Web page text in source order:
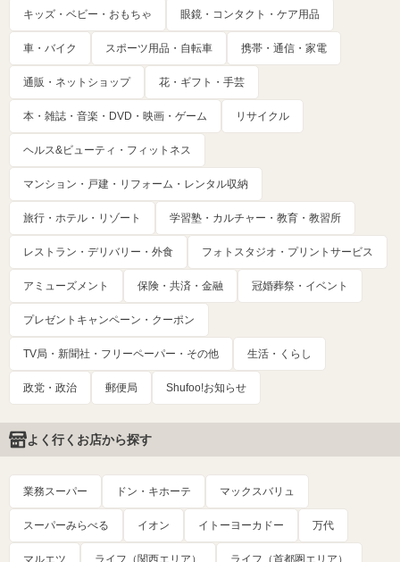
キッズ・ベビー・おもちゃ 眼鏡・コンタクト・ケア用品
車・バイク スポーツ用品・自転車 携帯・通信・家電
通販・ネットショップ 花・ギフト・手芸
本・雑誌・音楽・DVD・映画・ゲーム リサイクル
ヘルス&ビューティ・フィットネス
マンション・戸建・リフォーム・レンタル収納
旅行・ホテル・リゾート 学習塾・カルチャー・教育・教習所
レストラン・デリバリー・外食 フォトスタジオ・プリントサービス
アミューズメント 保険・共済・金融 冠婚葬祭・イベント
プレゼントキャンペーン・クーポン
TV局・新聞社・フリーペーパー・その他 生活・くらし
政党・政治 郵便局 Shufoo!お知らせ
よく行くお店から探す
業務スーパー ドン・キホーテ マックスバリュ
スーパーみらべる イオン イトーヨーカドー 万代
マルエツ ライフ（関西エリア） ライフ（首都圏エリア）